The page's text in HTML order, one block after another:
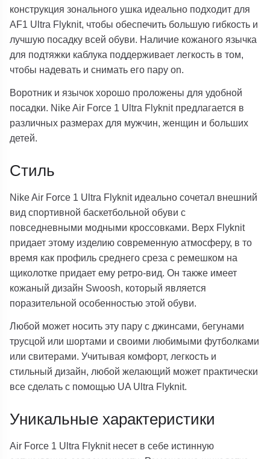
конструкция зонального ушка идеально подходит для
AF1 Ultra Flyknit, чтобы обеспечить большую гибкость и
лучшую посадку всей обуви. Наличие кожаного язычка
для подтяжки каблука поддерживает легкость в том,
чтобы надевать и снимать его пару on.
Воротник и язычок хорошо проложены для удобной
посадки. Nike Air Force 1 Ultra Flyknit предлагается в
различных размерах для мужчин, женщин и больших
детей.
Стиль
Nike Air Force 1 Ultra Flyknit идеально сочетал внешний
вид спортивной баскетбольной обуви с
повседневными модными кроссовками. Верх Flyknit
придает этому изделию современную атмосферу, в то
время как профиль среднего среза с ремешком на
щиколотке придает ему ретро-вид. Он также имеет
кожаный дизайн Swoosh, который является
поразительной особенностью этой обуви.
Любой может носить эту пару с джинсами, бегунами
трусцой или шортами и своими любимыми футболками
или свитерами. Учитывая комфорт, легкость и
стильный дизайн, любой желающий может практически
все сделать с помощью UA Ultra Flyknit.
Уникальные характеристики
Air Force 1 Ultra Flyknit несет в себе истинную